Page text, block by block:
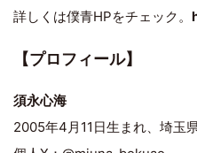
詳しくは僕青HPをチェック。
【プロフィール】
須永心海
2005年4月11日生まれ、埼玉